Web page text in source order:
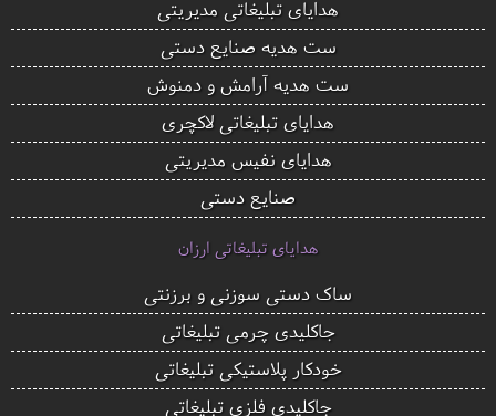
هدایای تبلیغاتی مدیریتی
ست هدیه صنایع دستی
ست هدیه آرامش و دمنوش
هدایای تبلیغاتی لاکچری
هدایای نفیس مدیریتی
صنایع دستی
هدایای تبلیغاتی ارزان
ساک دستی سوزنی و برزنتی
جاکلیدی چرمی تبلیغاتی
خودکار پلاستیکی تبلیغاتی
جاکلیدی فلزی تبلیغاتی